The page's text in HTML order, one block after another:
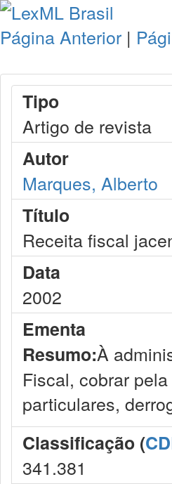
Página Anterior |
Tipo
Artigo de revista
Autor
Marques, Alberto
Título
Receita fiscal
Data
2002
Ementa
Resumo:À
Fiscal, cobrar
particulares,
Classificação (
341.381